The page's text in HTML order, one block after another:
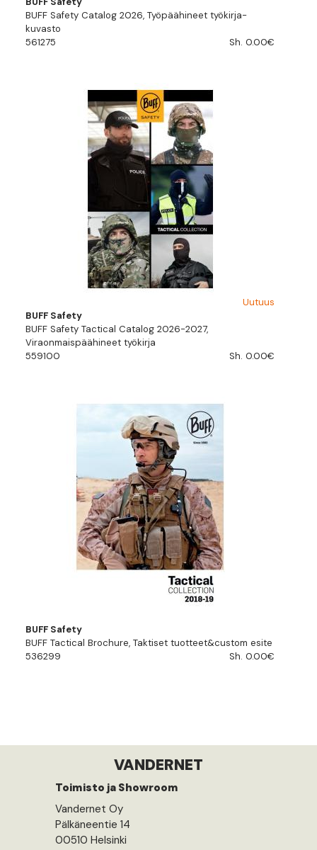
BUFF Safety Catalog 2026, Työpäähineet työkirja-
kuvasto
561275
Sh. 0.00€
Uutuus
BUFF Safety
BUFF Safety Tactical Catalog 2026-2027,
Viraonmaispäähineet työkirja
559100
Sh. 0.00€
BUFF Safety
BUFF Tactical Brochure, Taktiset tuotteet&custom esite
536299
Sh. 0.00€
VANDERNET
Toimisto ja Showroom
Vandernet Oy
Pälkäneentie 14
00510 Helsinki